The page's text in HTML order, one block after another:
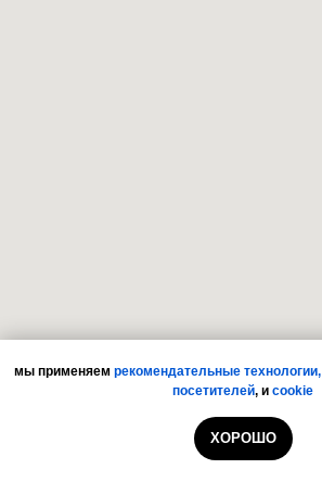
мы применяем рекомендательные технологии,
посетителей, и cookie
ХОРОШО